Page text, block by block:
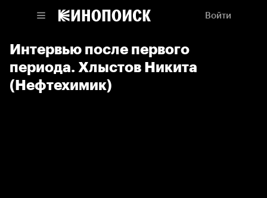
Войти
Интервью после первого
периода. Хлыстов Никита
(Нефтехимик)